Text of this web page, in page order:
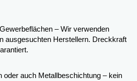
– Wir verwenden
ausgesuchten Herstellern. Dreckkraft
oder auch Metallbeschichtung – kein